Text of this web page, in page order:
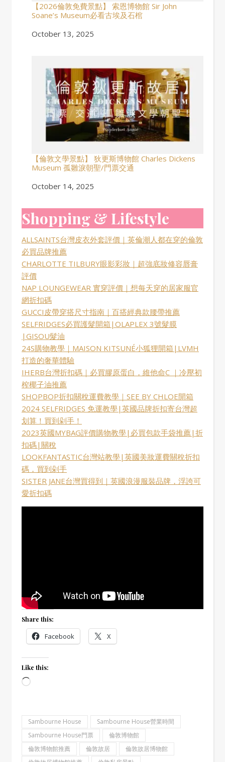
【2026倫敦免費景點】 索恩博物館 Sir John
Soane’s Museum必看古埃及石棺
Date
October 13, 2025
【倫敦文學景點】 狄更斯博物館 Charles Dickens
Museum 孤雛淚朝聖/門票交通
Date
October 14, 2025
Shopping & Lifestyle
ALLSAINTS台灣皮衣外套評價｜英倫潮人都在穿的倫敦
必買品牌推薦
CHARLOTTE TILBURY眼影彩妝｜超強底妝修容唇膏
評價
NAP LOUNGEWEAR 實穿評價｜想每天穿的居家服官
網折扣碼
GUCCI皮帶穿搭尺寸指南｜百搭經典款腰帶推薦
SELFRIDGES必買護髮開箱|OLAPLEX 3號髮膜
|GISOU髮油
24S購物教學｜MAISON KITSUNÉ小狐狸開箱|LVMH
打造的奢華體驗
IHERB台灣折扣碼｜必買膠原蛋白，維他命C ｜冷壓初
榨椰子油推薦
SHOPBOP折扣關稅運費教學｜SEE BY CHLOE開箱
2024 SELFRIDGES 免運教學|英國品牌折扣寄台灣超
划算！買到剁手！
2023英國MYBAG評價購物教學|必買包款手袋推薦|折
扣碼|關稅
LOOKFANTASTIC台灣站教學|英國美妝運費關稅折扣
碼，買到剁手
SISTER JANE台灣買得到｜英國浪漫服裝品牌，浮誇可
愛折扣碼
Share this:
Facebook X
Like this:
Loading…
Sambourne House
Sambourne House營業時間
Sambourne House門票
倫敦博物館
倫敦博物館推薦
倫敦故居
倫敦故居博物館